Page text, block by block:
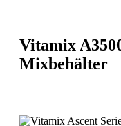
Vitamix
Mixbehälter